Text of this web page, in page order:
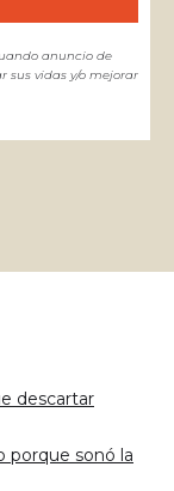
anuncio de
sus vidas y/o mejorar
descartar
porque sonó la